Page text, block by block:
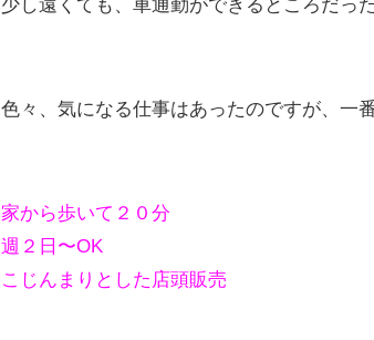
色々、気になる仕事はあったのですが、一
家から歩いて２０分
週２日〜OK
こじんまりとした店頭販売